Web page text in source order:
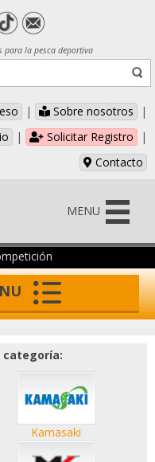
para la pesca deportiva
| Sobre nosotros
|
| Solicitar Registro
|
Contacto
MENU
categoría:
Kamasaki